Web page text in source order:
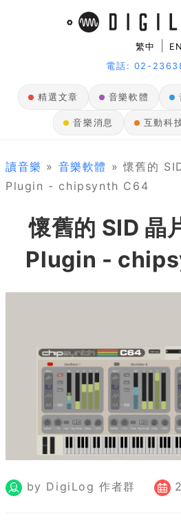
繁中
EN
電話: 02-
精選文章 音樂軟體
音樂消息 互動科
讀音樂 » 音樂軟體 » 懷舊的
Plugin - chipsynth C64
懷舊的 SID 晶
Plugin -
by DigiLog 作者群